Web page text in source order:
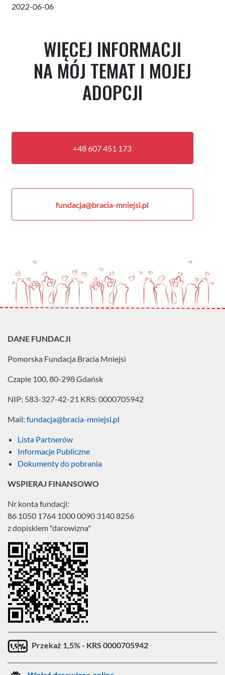
2022-06-06
WIĘCEJ INFORMACJI
NA MÓJ TEMAT I MOJEJ
ADOPCJI
+48 607 451 173
fundacja@bracia-mniejsi.pl
DANE FUNDACJI
Pomorska Fundacja Bracia Mniejsi
Czaple 100, 80-298 Gdańsk
NIP: 583-327-42-21 KRS: 0000705942
Mail: fundacja@bracia-mniejsi.pl
Lista Partnerów
Informacje Publiczne
Dokumenty do pobrania
WSPIERAJ FINANSOWO
Nr konta fundacji:
86 1050 1764 1000 0090 3140 8256
z dopiskiem "darowizna"
Przekaż 1,5% - KRS 0000705942